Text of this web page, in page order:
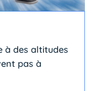
à des altitudes
pas à